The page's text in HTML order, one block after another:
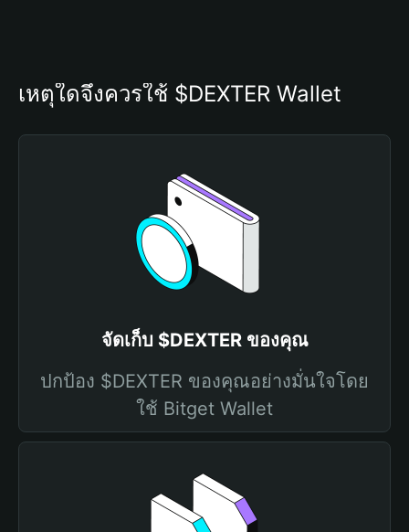
เหตุใดจึงควรใช้ $DEXTER Wallet
จัดเก็บ $DEXTER ของคุณ
ปกป้อง $DEXTER ของคุณอย่างมั่นใจโดย
ใช้ Bitget Wallet